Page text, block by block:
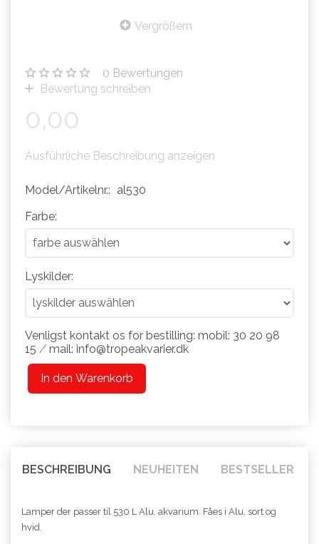
Vergrößern
0 Bewertungen
Bewertung schreiben
0,00
Ausführliche Beschreibung anzeigen
Model/Artikelnr.: al530
Farbe:
Lyskilder:
Venligst kontakt os for bestilling: mobil: 30 20 98
15 ⁄ mail: info@tropeakvarier.dk
In den Warenkorb
BESCHREIBUNG NEUHEITEN BESTSELLER
Lamper der passer til 530 L Alu. akvarium. Fåes i Alu, sort og
hvid.